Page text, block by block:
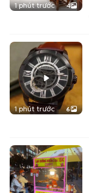
1 phút trước 4
1 phút trước 6